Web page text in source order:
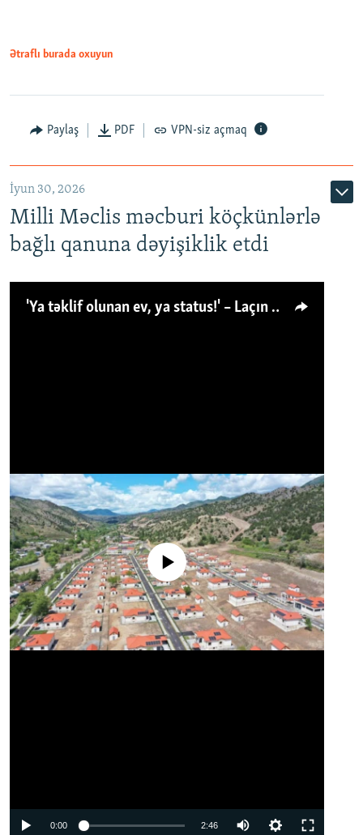
Ətraflı burada oxuyun
Paylaş PDF VPN-siz açmaq
İyun 30, 2026
Milli Məclis məcburi köçkünlərlə
bağlı qanuna dəyişiklik etdi
'Ya təklif olunan ev, ya status!' – Laçın köçkünü: 'Laçından başqa heç hara!'
No media source currently available
0:00 2:46